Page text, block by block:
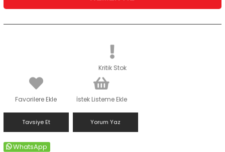
Kritik Stok
Favorilere Ekle İstek Listeme Ekle
Tavsiye Et Yorum Yaz
WhatsApp